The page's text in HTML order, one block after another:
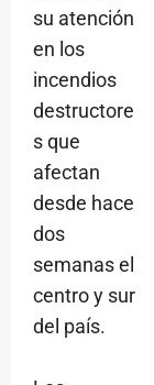
su atención
en los
incendios
destructore
s que
afectan
desde hace
dos
semanas el
centro y sur
del país.